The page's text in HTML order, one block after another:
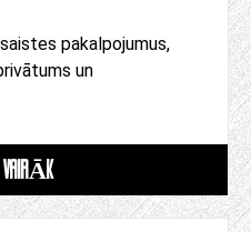
pakalpojumus,
un